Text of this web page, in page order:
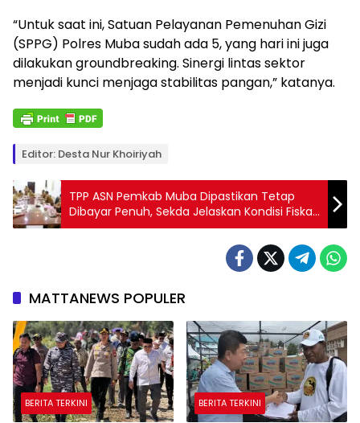
“Untuk saat ini, Satuan Pelayanan Pemenuhan Gizi
(SPPG) Polres Muba sudah ada 5, yang hari ini juga
dilakukan groundbreaking. Sinergi lintas sektor
menjadi kunci menjaga stabilitas pangan,” katanya.
Editor: Desta Nur Khoiriyah
TPP ASN Pemkab Muba Dipastikan Tetap
Dibayar Penuh, Sekda Jelaskan Kondisi Fiskal
Daerah
MATTANEWS POPULER
BERITA TERKINI BERITA TERKINI